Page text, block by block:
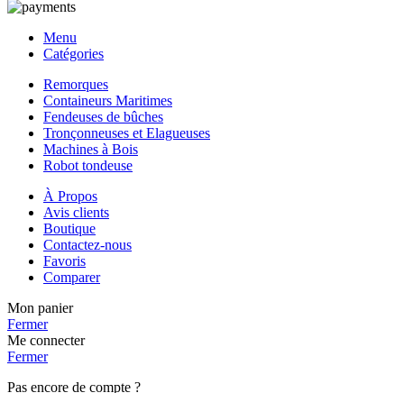
Menu
Catégories
Remorques
Containeurs Maritimes
Fendeuses de bûches
Tronçonneuses et Elagueuses
Machines à Bois
Robot tondeuse
À Propos
Avis clients
Boutique
Contactez-nous
Favoris
Comparer
Mon panier
Fermer
Me connecter
Fermer
Pas encore de compte ?